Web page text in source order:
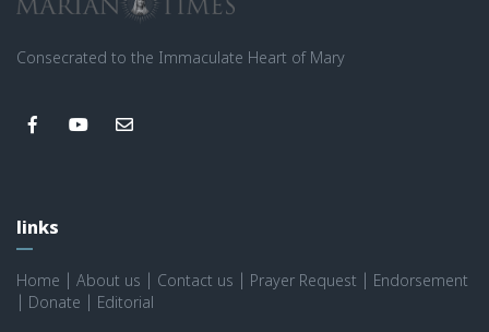
Consecrated to the Immaculate Heart of Mary
links
Home About us Contact us Prayer Request
Endorsement
Donate Editorial